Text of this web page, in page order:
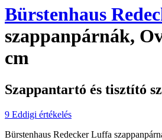
Bürstenhaus
szappanpárnák,
cm
Szappantartó és tisztító
9 Eddigi értékelés
Bürstenhaus Redecker Luffa